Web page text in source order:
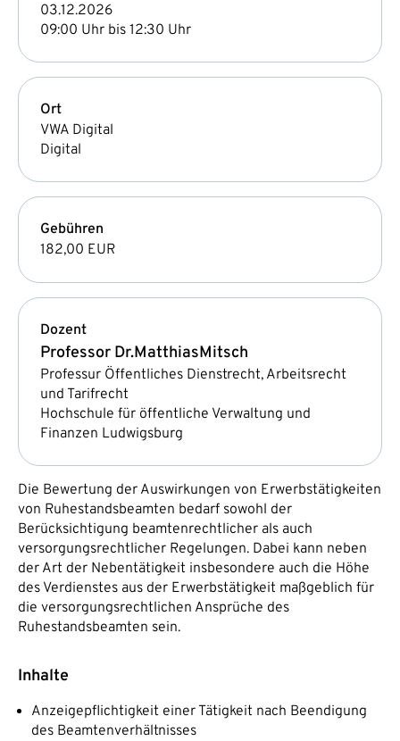
03.12.2026
09:00 Uhr bis 12:30 Uhr
Ort
VWA Digital
Digital
Gebühren
182,00 EUR
Dozent
Professor Dr.MatthiasMitsch
Professur Öffentliches Dienstrecht, Arbeitsrecht
und Tarifrecht
Hochschule für öffentliche Verwaltung und
Finanzen Ludwigsburg
Die Bewertung der Auswirkungen von Erwerbstätigkeiten
von Ruhestandsbeamten bedarf sowohl der
Berücksichtigung beamtenrechtlicher als auch
versorgungsrechtlicher Regelungen. Dabei kann neben
der Art der Nebentätigkeit insbesondere auch die Höhe
des Verdienstes aus der Erwerbstätigkeit maßgeblich für
die versorgungsrechtlichen Ansprüche des
Ruhestandsbeamten sein.
Inhalte
Anzeigepflichtigkeit einer Tätigkeit nach Beendigung
des Beamtenverhältnisses